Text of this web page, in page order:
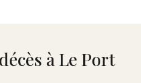
à Le Port